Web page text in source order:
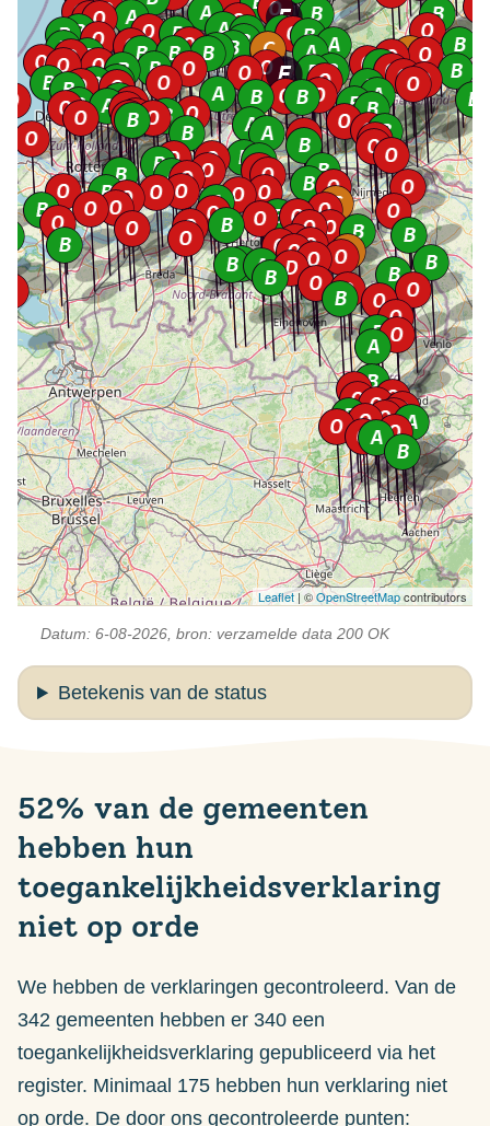
Leaflet| ©OpenStreetMapcontributors
Datum: 6-08-2026, bron: verzamelde data 200 OK
Betekenis van de status
52% van de gemeenten
hebben hun
toegankelijkheidsverklaring
niet op orde
We hebben de verklaringen gecontroleerd. Van de
342 gemeenten hebben er 340 een
toegankelijkheidsverklaring gepubliceerd via het
register. Minimaal 175 hebben hun verklaring niet
op orde. De door ons gecontroleerde punten: